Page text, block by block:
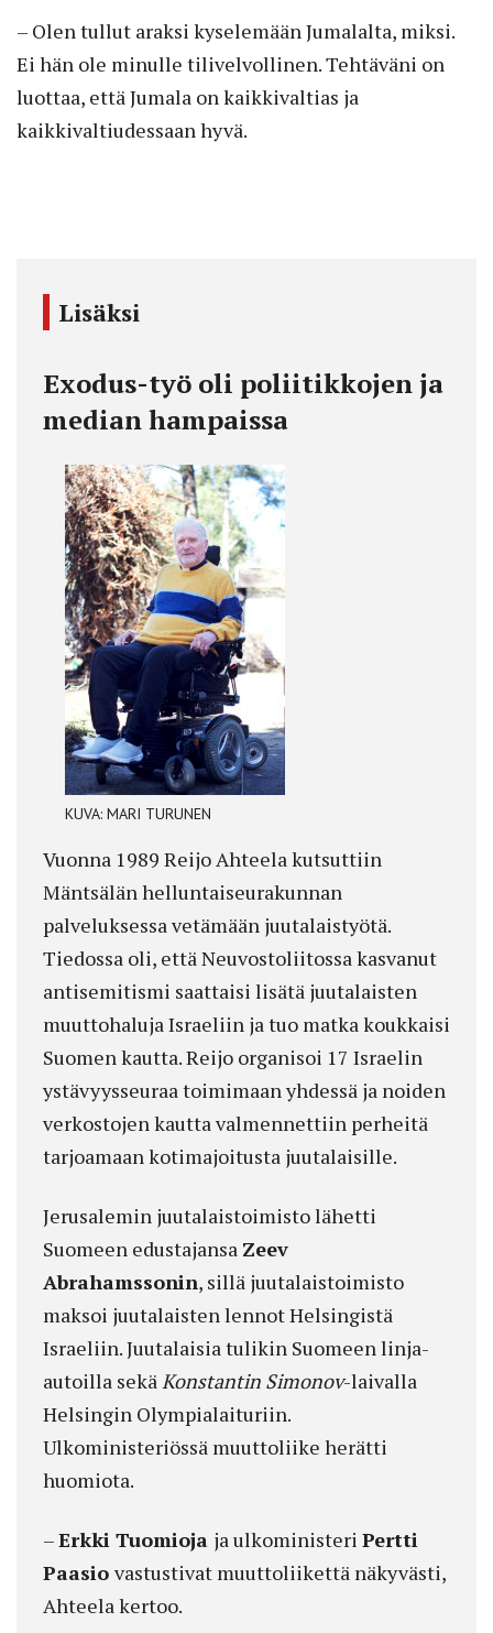
– Olen tullut araksi kyselemään Jumalalta, miksi.
Ei hän ole minulle tilivelvollinen. Tehtäväni on
luottaa, että Jumala on kaikkivaltias ja
kaikkivaltiudessaan hyvä.
Lisäksi
Exodus-työ oli poliitikkojen ja
median hampaissa
KUVA: MARI TURUNEN
Vuonna 1989 Reijo Ahteela kutsuttiin
Mäntsälän helluntaiseurakunnan
palveluksessa vetämään juutalaistyötä.
Tiedossa oli, että Neuvostoliitossa kasvanut
antisemitismi saattaisi lisätä juutalaisten
muuttohaluja Israeliin ja tuo matka koukkaisi
Suomen kautta. Reijo organisoi 17 Israelin
ystävyysseuraa toimimaan yhdessä ja noiden
verkostojen kautta valmennettiin perheitä
tarjoamaan kotimajoitusta juutalaisille.
Jerusalemin juutalaistoimisto lähetti
Suomeen edustajansa Zeev
Abrahamssonin, sillä juutalaistoimisto
maksoi juutalaisten lennot Helsingistä
Israeliin. Juutalaisia tulikin Suomeen linja-
autoilla sekäKonstantin Simonov-laivalla
Helsingin Olympialaituriin.
Ulkoministeriössä muuttoliike herätti
huomiota.
–Erkki Tuomioja ja ulkoministeri Pertti
Paasio vastustivat muuttoliikettä näkyvästi,
Ahteela kertoo.